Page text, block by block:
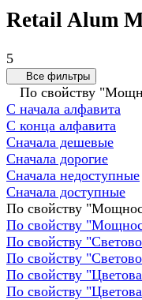
Retail Alum
5
Все фильтры
По свойству
С начала алфавита
С конца алфавита
Сначала дешевые
Сначала дорогие
Сначала недоступные
Сначала доступные
По свойству
По свойству
По свойству
По свойству
По свойству
По свойству